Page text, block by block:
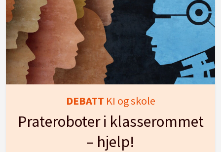
DEBATT KI og skole
Prateroboter i klasserommet
– hjelp!